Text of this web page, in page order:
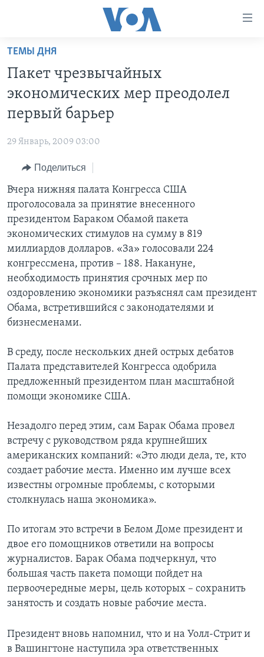
Перейти
основной
контент
основной
навигации
Перейти
поиск
ПРОГРАММЫ
АМЕРИКА
ИТОГИ
ПОЧЕМУ ЭТО ВАЖНО?
ДИСКУССИЯ VOA
НЬЮ-ЙОРК NEW YORK
АМЕРИКА. БОЛЬШОЕ ПУТЕШЕСТВИЕ
ПРОЕКТЫ
НАША АМЕРИКАНСКАЯ ИСТОРИЯ
А КАК В АМЕРИКЕ?
АРТЕФАКТЫ
АМЕРИКАНСКИЕ ГОРОДКИ
ТЕСТЫ
ИНТЕРВЬЮ
ФАКТЫ ПРОТИВ ФЕЙКОВ
ЗА СВОБОДУ ПРЕССЫ
УЧИМ АНГЛИЙСКИЙ
ВИДЕО
ПОДПИСКА НА НОВОСТИ
Learning English
СОЦИАЛЬНЫЕ СЕТИ
Языки
ТЕМЫ ДНЯ
Пакет чрезвычайных
экономических мер преодолел
первый барьер
29 Январь, 2009 03:00
Поделиться
Вчера нижняя палата Конгресса США
проголосовала за принятие внесенного
президентом Бараком Обамой пакета
экономических стимулов на сумму в 819
миллиардов долларов. «За» голосовали 224
конгрессмена, против – 188. Накануне,
необходимость принятия срочных мер по
оздоровлению экономики разъяснял сам президент
Обама, встретившийся с законодателями и
бизнесменами.
В среду, после нескольких дней острых дебатов
Палата представителей Конгресса одобрила
предложенный президентом план масштабной
помощи экономике США.
Незадолго перед этим, сам Барак Обама провел
встречу с руководством ряда крупнейших
американских компаний: «Это люди дела, те, кто
создает рабочие места. Именно им лучше всех
известны огромные проблемы, с которыми
столкнулась наша экономика».
По итогам это встречи в Белом Доме президент и
двое его помощников ответили на вопросы
журналистов. Барак Обама подчеркнул, что
большая часть пакета помощи пойдет на
первоочередные меры, цель которых – сохранить
занятость и создать новые рабочие места.
Президент вновь напомнил, что и на Уолл-Стрит и
в Вашингтоне наступила эра ответственных